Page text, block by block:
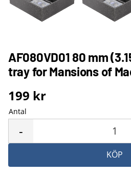
AF080VD01 80 mm
tray for Mansions of
199 kr
Antal
-
KÖP